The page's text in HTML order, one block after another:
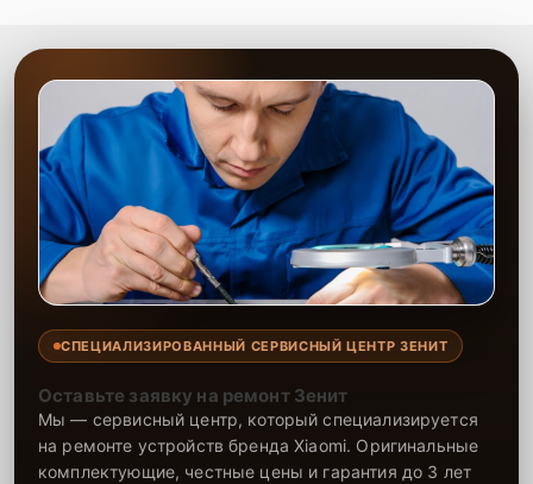
СПЕЦИАЛИЗИРОВАННЫЙ СЕРВИСНЫЙ ЦЕНТР ЗЕНИТ
Оставьте заявку на ремонт Зенит
Мы — сервисный центр, который специализируется
на ремонте устройств бренда Xiaomi. Оригинальные
комплектующие, честные цены и гарантия до 3 лет